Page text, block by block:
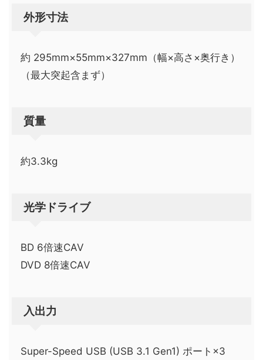
外形寸法
約 295mm×55mm×327mm（幅×高さ×奥行き）
（最大突起含まず）
質量
約3.3kg
光学ドライブ
BD 6倍速CAV
DVD 8倍速CAV
入出力
Super-Speed USB (USB 3.1 Gen1) ポート×3